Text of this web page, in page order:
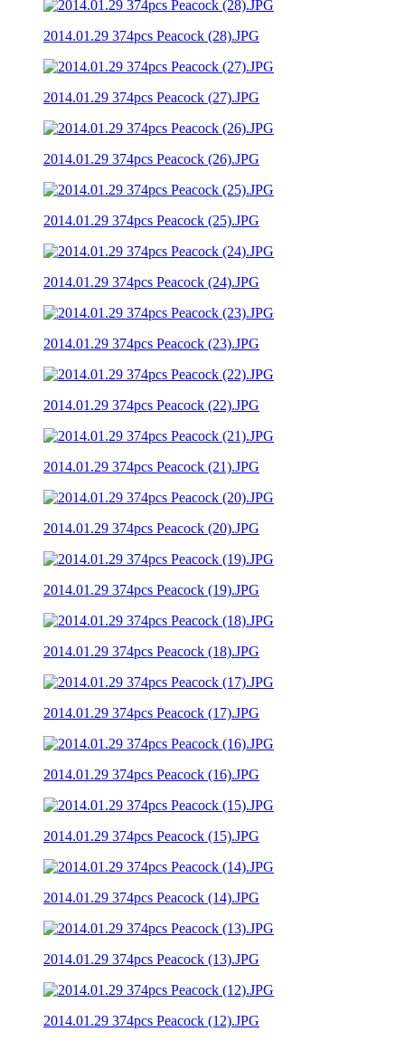
2014.01.29 374pcs Peacock (28).JPG
2014.01.29 374pcs Peacock (27).JPG
2014.01.29 374pcs Peacock (26).JPG
2014.01.29 374pcs Peacock (25).JPG
2014.01.29 374pcs Peacock (24).JPG
2014.01.29 374pcs Peacock (23).JPG
2014.01.29 374pcs Peacock (22).JPG
2014.01.29 374pcs Peacock (21).JPG
2014.01.29 374pcs Peacock (20).JPG
2014.01.29 374pcs Peacock (19).JPG
2014.01.29 374pcs Peacock (18).JPG
2014.01.29 374pcs Peacock (17).JPG
2014.01.29 374pcs Peacock (16).JPG
2014.01.29 374pcs Peacock (15).JPG
2014.01.29 374pcs Peacock (14).JPG
2014.01.29 374pcs Peacock (13).JPG
2014.01.29 374pcs Peacock (12).JPG